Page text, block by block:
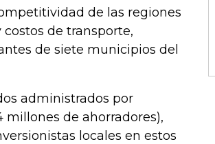
de las regiones
de transporte,
de siete municipios del
administrados por
millones de ahorradores),
locales en estos